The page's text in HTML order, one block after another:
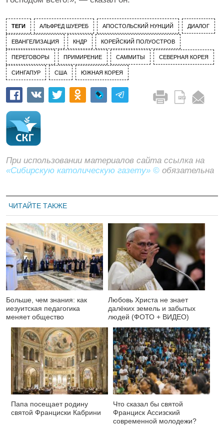
ТЕГИ АЛЬФРЕД ШУЕРЕБ АПОСТОЛЬСКИЙ НУНЦИЙ ДИАЛОГ
ЕВАНГЕЛИЗАЦИЯ КНДР КОРЕЙСКИЙ ПОЛУОСТРОВ
ПЕРЕГОВОРЫ ПРИМИРЕНИЕ САММИТЫ СЕВЕРНАЯ КОРЕЯ
СИНГАПУР США ЮЖНАЯ КОРЕЯ
При использовании материалов сайта ссылка на
«Сибирскую католическую газету» © обязательна
ЧИТАЙТЕ ТАКЖЕ
Больше, чем знания: как
иезуитская педагогика
меняет общество
Любовь Христа не знает
далёких земель и забытых
людей (ФОТО + ВИДЕО)
Папа посещает родину
святой Франциски Кабрини
Что сказал бы святой
Франциск Ассизский
современной молодежи?